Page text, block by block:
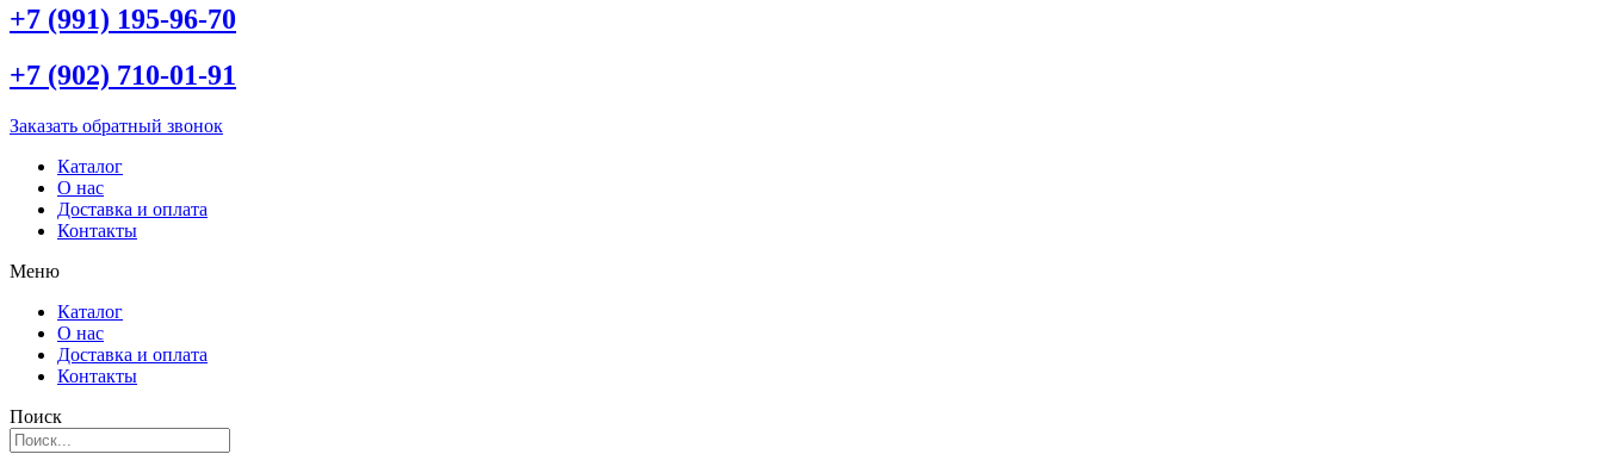
+7 (991) 195-96-70
+7 (902) 710-01-91
Заказать обратный звонок
Каталог
О нас
Доставка и оплата
Контакты
Меню
Каталог
О нас
Доставка и оплата
Контакты
Поиск